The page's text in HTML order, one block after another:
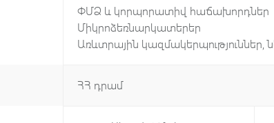
ՓՄՁ և կորպորատիվ հաճախորդներ
Միկրոձեռնարկատերեր
Առևտրային կազմակերպություններ,
ՀՀ դրամ